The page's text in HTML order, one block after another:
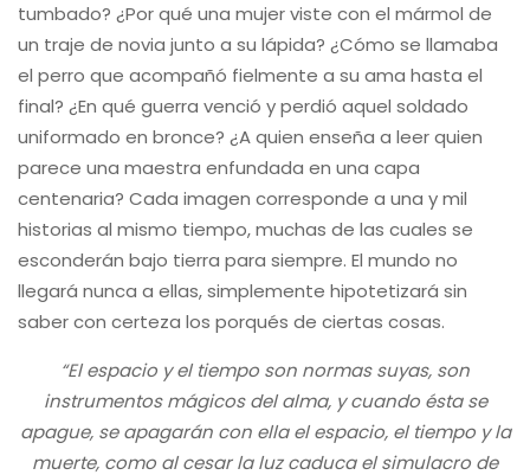
tumbado? ¿Por qué una mujer viste con el mármol de
un traje de novia junto a su lápida? ¿Cómo se llamaba
el perro que acompañó fielmente a su ama hasta el
final? ¿En qué guerra venció y perdió aquel soldado
uniformado en bronce? ¿A quien enseña a leer quien
parece una maestra enfundada en una capa
centenaria? Cada imagen corresponde a una y mil
historias al mismo tiempo, muchas de las cuales se
esconderán bajo tierra para siempre. El mundo no
llegará nunca a ellas, simplemente hipotetizará sin
saber con certeza los porqués de ciertas cosas.
“El espacio y el tiempo son normas suyas, son
instrumentos mágicos del alma, y cuando ésta se
apague, se apagarán con ella el espacio, el tiempo y la
muerte, como al cesar la luz caduca el simulacro de